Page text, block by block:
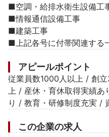
■空調・給排水衛生設備工
■情報通信設備工事
■建築工事
■上記各号に付帯関連する
アピールポイント
従業員数1000人以上 / 創
上 / 産休・育休取得実績あ
り / 教育・研修制度充実 /
この企業の求人